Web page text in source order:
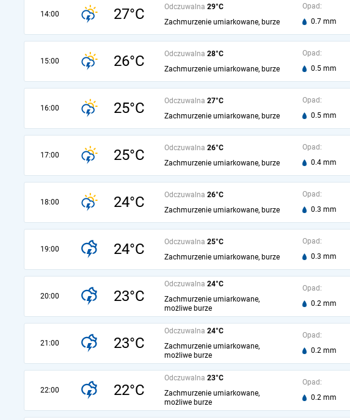
14:00 27°C Odczuwalna 29°C
Zachmurzenie umiarkowane, burze
Opad:
0.7 mm
15:00 26°C Odczuwalna 28°C
Zachmurzenie umiarkowane, burze
Opad:
0.5 mm
16:00 25°C Odczuwalna 27°C
Zachmurzenie umiarkowane, burze
Opad:
0.5 mm
17:00 25°C Odczuwalna 26°C
Zachmurzenie umiarkowane, burze
Opad:
0.4 mm
18:00 24°C Odczuwalna 26°C
Zachmurzenie umiarkowane, burze
Opad:
0.3 mm
19:00 24°C Odczuwalna 25°C
Zachmurzenie umiarkowane, burze
Opad:
0.3 mm
20:00 23°C
Odczuwalna 24°C
Zachmurzenie umiarkowane,
możliwe burze
Opad:
0.2 mm
21:00 23°C
Odczuwalna 24°C
Zachmurzenie umiarkowane,
możliwe burze
Opad:
0.2 mm
22:00 22°C
Odczuwalna 23°C
Zachmurzenie umiarkowane,
możliwe burze
Opad:
0.2 mm